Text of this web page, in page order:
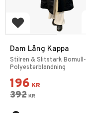
Add to favorites
Dam Lång Kappa
Stilren & Slitstark Bomull-
Polyesterblandning
196 KR
392 KR